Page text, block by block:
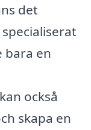
det
bara en
också
skapa en